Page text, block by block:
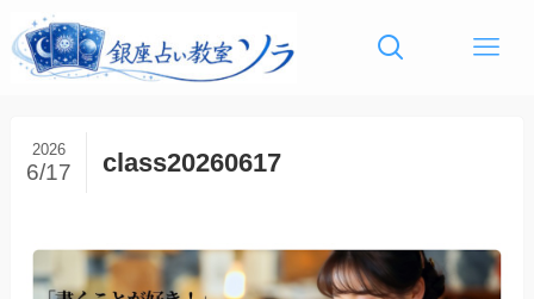
class20260617
2026
6/17